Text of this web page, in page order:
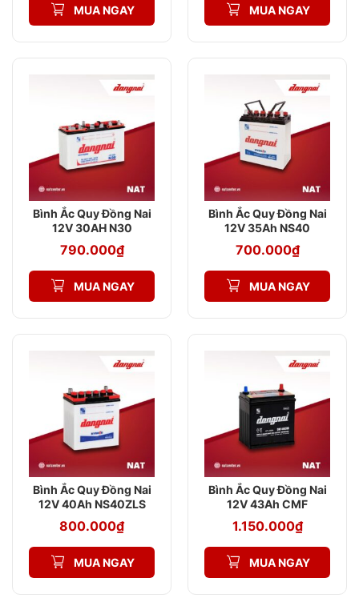
MUA NGAY MUA NGAY
Bình Ắc Quy Đồng Nai
12V 30AH N30
790.000₫
MUA NGAY
Bình Ắc Quy Đồng Nai
12V 35Ah NS40
700.000₫
MUA NGAY
Bình Ắc Quy Đồng Nai
12V 40Ah NS40ZLS
Chính Hãng
800.000₫
MUA NGAY
Bình Ắc Quy Đồng Nai
12V 43Ah CMF
44B20R
1.150.000₫
MUA NGAY